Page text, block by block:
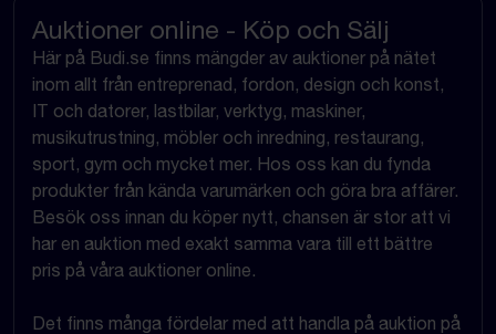
Auktioner online - Köp och Sälj
Här på Budi.se finns mängder av auktioner på nätet
inom allt från entreprenad, fordon, design och konst,
IT och datorer, lastbilar, verktyg, maskiner,
musikutrustning, möbler och inredning, restaurang,
sport, gym och mycket mer. Hos oss kan du fynda
produkter från kända varumärken och göra bra affärer.
Besök oss innan du köper nytt, chansen är stor att vi
har en auktion med exakt samma vara till ett bättre
pris på våra auktioner online.
Det finns många fördelar med att handla på auktion på